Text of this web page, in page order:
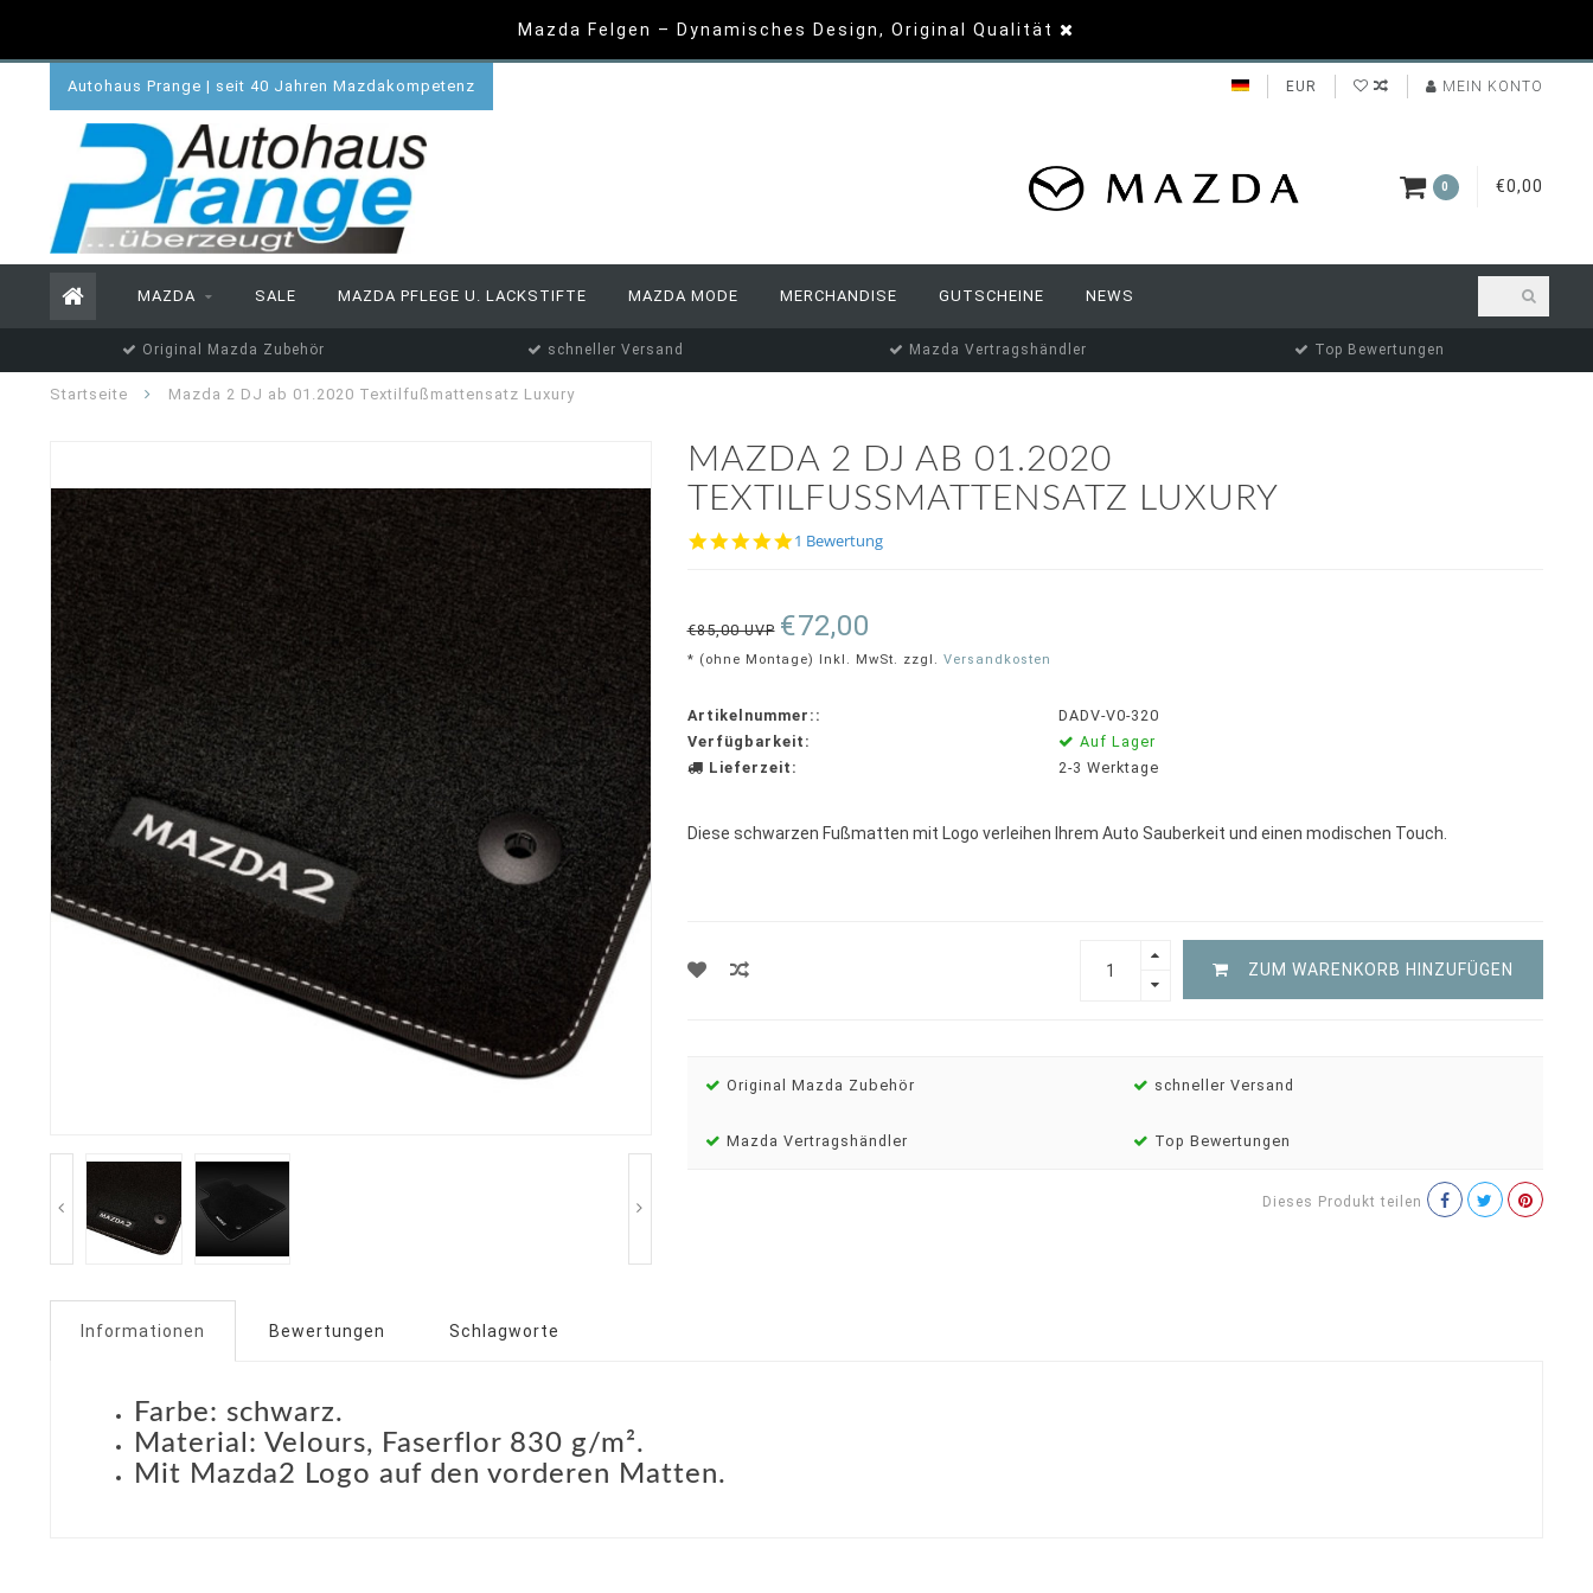
Mazda Felgen – Dynamisches Design, Original Qualität
Autohaus Prange | seit 40 Jahren Mazdakompetenz EUR MEIN KONTO
0 €0,00
MAZDA SALE MAZDA PFLEGE U. LACKSTIFTE MAZDA MODE MERCHANDISE GUTSCHEINE NEWS
Original Mazda Zubehör schneller Versand Mazda Vertragshändler Top Bewertungen
Startseite Mazda 2 DJ ab 01.2020 Textilfußmattensatz Luxury
MAZDA 2 DJ AB 01.2020
TEXTILFUSSMATTENSATZ LUXURY
5.0
1 Bewertung
€85,00 UVP €72,00
* (ohne Montage) Inkl. MwSt. zzgl. Versandkosten
Artikelnummer::
DADV-V0-320
Verfügbarkeit:
Auf Lager
Lieferzeit:
2-3 Werktage
Diese schwarzen Fußmatten mit Logo verleihen Ihrem Auto Sauberkeit und einen modischen Touch.
ZUM WARENKORB HINZUFÜGEN
Original Mazda Zubehör schneller Versand
Mazda Vertragshändler Top Bewertungen
Dieses Produkt teilen
Informationen Bewertungen Schlagworte
Farbe: schwarz.
Material: Velours, Faserflor 830 g/m².
Mit Mazda2 Logo auf den vorderen Matten.